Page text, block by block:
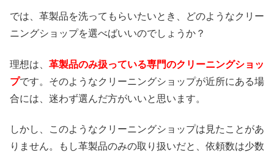
では、革製品を洗ってもらいたいとき、どのようなクリー
ニングショップを選べばいいのでしょうか？
理想は、 革製品のみ扱っている専門のクリーニングショッ
プです。そのようなクリーニングショップが近所にある場
合には、迷わず選んだ方がいいと思います。
しかし、このようなクリーニングショップは見たことがあ
りません。もし革製品のみの取り扱いだと、依頼数は少数